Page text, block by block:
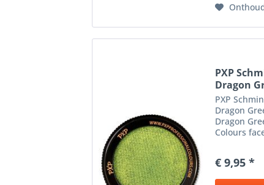
PXP
Dragon
PXP
Dragon
Dragon
Colours
is vrijwel
dus
€ 9,95 *